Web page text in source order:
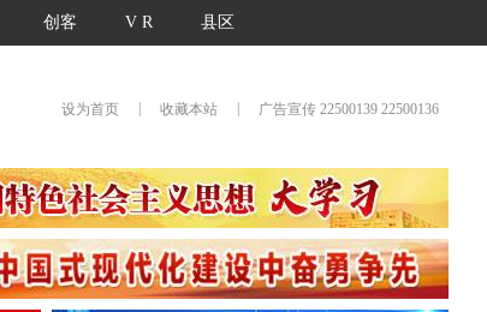
创客 V R 县区
设为首页 收藏本站 广告宣传 22500139 22500136